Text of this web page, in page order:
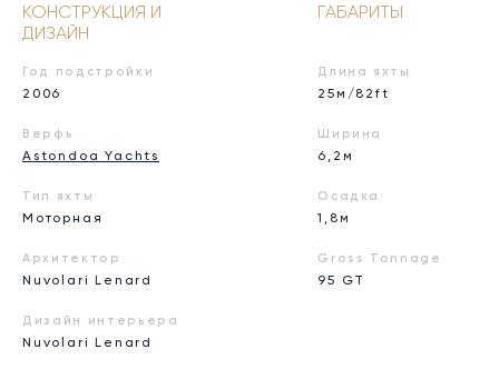
КОНСТРУКЦИЯ И
ДИЗАЙН
Год подстройки
2006
Верфь
Astondoa Yachts
Тип яхты
Моторная
Архитектор
Nuvolari Lenard
Дизайн интерьера
Nuvolari Lenard
ГАБАРИТЫ
Длина яхты
25м/82ft
Ширина
6,2м
Осадка
1,8м
Gross Tonnage
95 GT